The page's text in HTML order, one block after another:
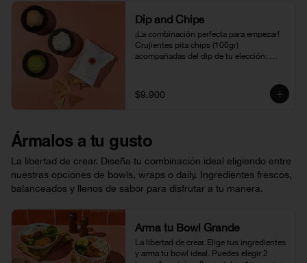
Dip and Chips
¡La combinación perfecta para empezar!
Crujientes pita chips (100gr)
acompañadas del dip de tu elección:
encantará.
$9.900
Ármalos a tu gusto
La libertad de crear. Diseña tu combinación ideal eligiendo entre
nuestras opciones de bowls, wraps o daily. Ingredientes frescos,
balanceados y llenos de sabor para disfrutar a tu manera.
Arma tu Bowl Grande
La libertad de crear. Elige tus ingredientes
y arma tu bowl ideal. Puedes elegir 2